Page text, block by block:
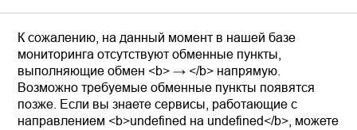
К сожалению, на данный момент в нашей базе
мониторинга отсутствуют обменные пункты,
выполняющие обмен <b> → </b> напрямую.
Возможно требуемые обменные пункты появятся
позже. Если вы знаете сервисы, работающие с
направлением <b>undefined на undefined</b>, можете